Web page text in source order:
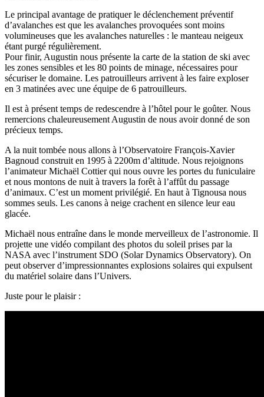
Le principal avantage de pratiquer le déclenchement préventif
d’avalanches est que les avalanches provoquées sont moins
volumineuses que les avalanches naturelles : le manteau neigeux
étant purgé régulièrement.
Pour finir, Augustin nous présente la carte de la station de ski avec
les zones sensibles et les 80 points de minage, nécessaires pour
sécuriser le domaine. Les patrouilleurs arrivent à les faire exploser
en 3 matinées avec une équipe de 6 patrouilleurs.
Il est à présent temps de redescendre à l’hôtel pour le goûter. Nous
remercions chaleureusement Augustin de nous avoir donné de son
précieux temps.
A la nuit tombée nous allons à l’Observatoire François-Xavier
Bagnoud construit en 1995 à 2200m d’altitude. Nous rejoignons
l’animateur Michaël Cottier qui nous ouvre les portes du funiculaire
et nous montons de nuit à travers la forêt à l’affût du passage
d’animaux. C’est un moment privilégié. En haut à Tignousa nous
sommes seuls. Les canons à neige crachent en silence leur eau
glacée.
Michaël nous entraîne dans le monde merveilleux de l’astronomie. Il
projette une vidéo compilant des photos du soleil prises par la
NASA avec l’instrument SDO (Solar Dynamics Observatory). On
peut observer d’impressionnantes explosions solaires qui expulsent
du matériel solaire dans l’Univers.
Juste pour le plaisir :